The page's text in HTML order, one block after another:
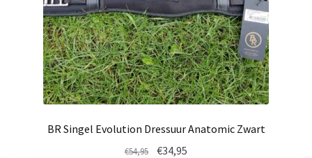
BR Singel Evolution Dressuur Anatomic Zwart
€54,95
Oorspronkelijke
€34,95